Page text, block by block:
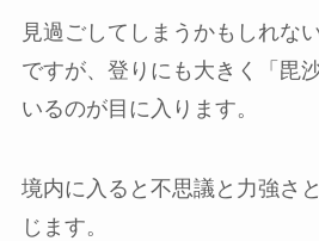
見過ごしてしまうかもしれな
ですが、登りにも大きく「毘
いるのが目に入ります。
境内に入ると不思議と力強さ
じます。